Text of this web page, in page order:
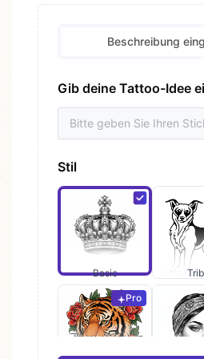
Beschreibung
Gib deine Tattoo-Idee
Stil
Basic
Pro